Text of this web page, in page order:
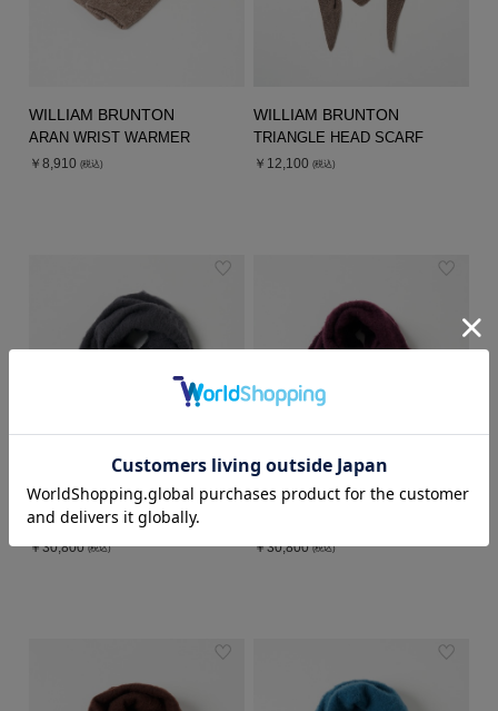
WILLIAM BRUNTON
ARAN WRIST WARMER
￥8,910 (税込)
WILLIAM BRUNTON
TRIANGLE HEAD SCARF
￥12,100 (税込)
Faliero Sarti
KAT TRIANGLE STOLE
￥30,800 (税込)
Faliero Sarti
￥30,800 (税込)